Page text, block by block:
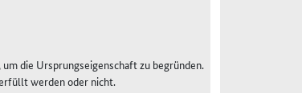
die Ursprungseigenschaft zu begründen.
werden oder nicht.